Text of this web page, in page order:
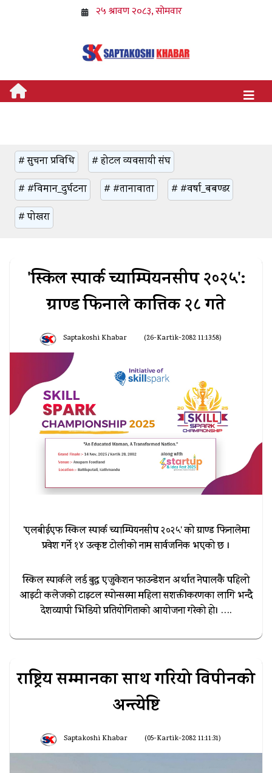
# सुचना प्रविधि
# होटल व्यवसायी संघ
# #विमान_दुर्घटना
# #तानावाता
# #वर्षा_बबण्डर
# पोखरा
'स्किल स्पार्क च्याम्पियनसीप २०२५':
ग्राण्ड फिनाले कात्तिक २८ गते
Saptakoshi Khabar (26-Kartik-2082 11:13:58)
'एलबीईएफ स्किल स्पार्क च्याम्पियनसीप २०२५' को ग्राण्ड फिनालेमा
प्रवेश गर्ने १४ उत्कृष्ट टोलीको नाम सार्वजनिक भएको छ ।
स्किल स्पार्कले लर्ड बुद्ध एजुकेशन फाउन्डेशन अर्थात नेपालकै पहिलो
आइटी कलेजको टाइटल स्पोन्सरमा महिला सशक्तीकरणका लागि भन्दै
देशव्यापी भिडियो प्रतियोगिताको आयोजना गरेको हो। ….
राष्ट्रिय सम्मानका साथ गरियो विपीनको
अन्त्येष्टि
Saptakoshi Khabar (05-Kartik-2082 11:11:31)